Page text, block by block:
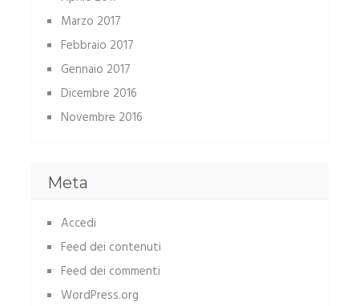
Marzo 2017
Febbraio 2017
Gennaio 2017
Dicembre 2016
Novembre 2016
Meta
Accedi
Feed dei contenuti
Feed dei commenti
WordPress.org